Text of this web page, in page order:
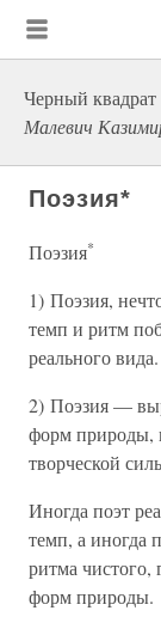
Черный квадрат
Малевич
Поэзия*
Поэзия*
1) Поэзия,
темп и ритм
реального вида.
2) Поэзия —
форм природы,
творческой
Иногда поэт
темп, а иногда
ритма чистого,
форм природы.